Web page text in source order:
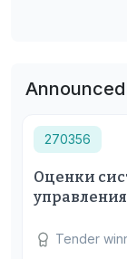
270356
Оценки
Tender